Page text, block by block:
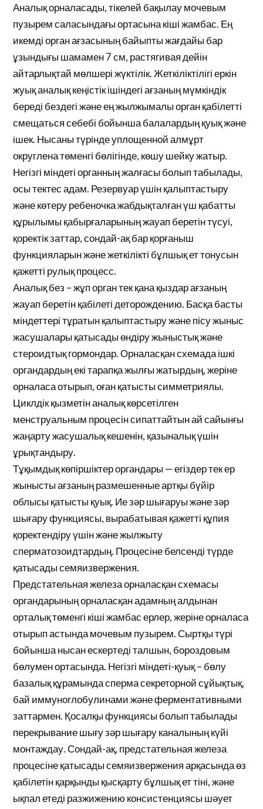
Аналық орналасады, тікелей бақылау мочевым
пузырем саласындағы ортасына кіші жамбас. Ең
икемді орган ағзасының байыпты жағдайы бар
ұзындығы шамамен 7 см, растягивая дейін
айтарлықтай мөлшері жүктілік. Жеткіліктілігі еркін
жуық аналық кеңістік ішіндегі ағзаның мүмкіндік
береді бездегі және ең жылжымалы орган қабілетті
смещаться себебі бойынша балалардың қуық және
ішек. Нысаны түрінде уплощенной алмұрт
округлена төменгі бөлігінде, көшу шейку жатыр.
Негізгі міндеті органның жалғасы болып табылады,
осы тектес адам. Резервуар үшін қалыптастыру
және көтеру ребеночка жабдықталған үш қабатты
құрылымы қабырғаларының жауап беретін түсуі,
қоректік заттар, сондай-ақ бар қорғаныш
функцияларын және жеткілікті бұлшық ет тонусын
қажетті рулық процесс.
Аналық без – жұп орган тек қана қыздар ағзаның
жауап беретін қабілеті деторождению. Басқа басты
міндеттері тұратын қалыптастыру және пісу жыныс
жасушалары қатысады өндіру жыныстық және
стероидтық гормондар. Орналасқан схемада ішкі
органдардың екі тарапқа жылғы жатырдың, жеріне
орналаса отырып, оған қатысты симметриялы.
Циклдік қызметін аналық көрсетілген
менструальным процесін сипаттайтын ай сайынғы
жаңарту жасушалық кешенін, қазыналық үшін
ұрықтандыру.
Тұқымдық көпіршіктер органдары — егіздер тек ер
жынысты ағзаның размешенные артқы бүйір
облысы қатысты қуық. Ие зәр шығаруы және зәр
шығару функциясы, вырабатывая қажетті құпия
қоректендіру үшін және жылжыту
сперматозоидтардың. Процесіне белсенді түрде
қатысады семяизвержения.
Предстательная железа орналасқан схемасы
органдарының орналасқан адамның алдынан
орталық төменгі кіші жамбас ерлер, жеріне орналаса
отырып астында мочевым пузырем. Сыртқы түрі
бойынша нысан ескертеді талшын, бороздовым
бөлумен ортасында. Негізгі міндеті-қуық – бөлу
базалық құрамында сперма секреторной сұйықтық,
бай иммуноглобулинами және ферментативными
заттармен. Қосалқы функциясы болып табылады
перекрывание шығу зәр шығару каналының күйі
монтаждау. Сондай-ақ, предстательная железа
процесіне қатысады семяизвержения арқасында өз
қабілетін қарқынды қысқарту бұлшық ет тіні, және
ықпал етеді разжижению консистенциясы шәует